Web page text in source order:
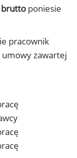
brutto poniesie
pracownik
zawartej